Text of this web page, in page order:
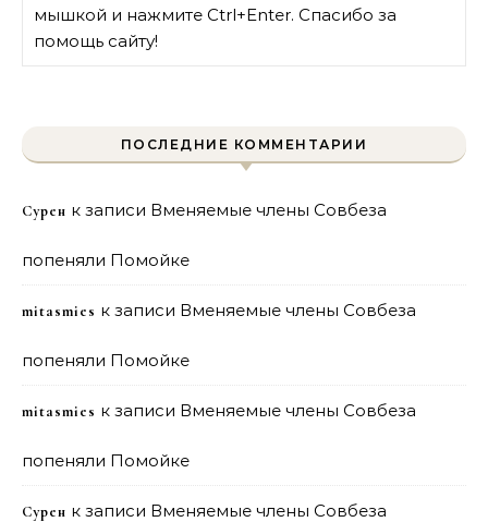
мышкой и нажмите Ctrl+Enter. Спасибо за
помощь сайту!
ПОСЛЕДНИЕ КОММЕНТАРИИ
Сурен к записи Вменяемые члены Совбеза
попеняли Помойке
mitasmies к записи Вменяемые члены Совбеза
попеняли Помойке
mitasmies к записи Вменяемые члены Совбеза
попеняли Помойке
Сурен к записи Вменяемые члены Совбеза